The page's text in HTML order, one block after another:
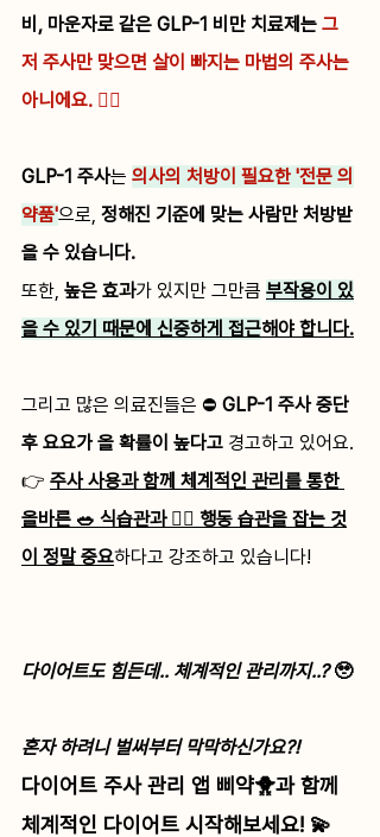
비, 마운자로 같은 GLP-1 비만 치료제는 그
저 주사만 맞으면 살이 빠지는 마법의 주사는
아니에요. 🙅‍♀️
GLP-1 주사는 의사의 처방이 필요한 '전문 의
약품'으로, 정해진 기준에 맞는 사람만 처방받
을 수 있습니다.
또한, 높은 효과가 있지만 그만큼 부작용이 있
을 수 있기 때문에 신중하게 접근해야 합니다.
그리고 많은 의료진들은 ⛔️ GLP-1 주사 중단
후 요요가 올 확률이 높다고 경고하고 있어요.
👉 주사 사용과 함께 체계적인 관리를 통한
올바른 🥗 식습관과 🏋️‍♂️ 행동 습관을 잡는 것
이 정말 중요하다고 강조하고 있습니다!
다이어트도 힘든데.. 체계적인 관리까지..? 🥹
혼자 하려니 벌써부터 막막하신가요?!
다이어트 주사 관리 앱 삐약🐥과 함께
체계적인 다이어트 시작해보세요! 💫